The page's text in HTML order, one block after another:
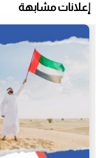
إعلانات مشابهة